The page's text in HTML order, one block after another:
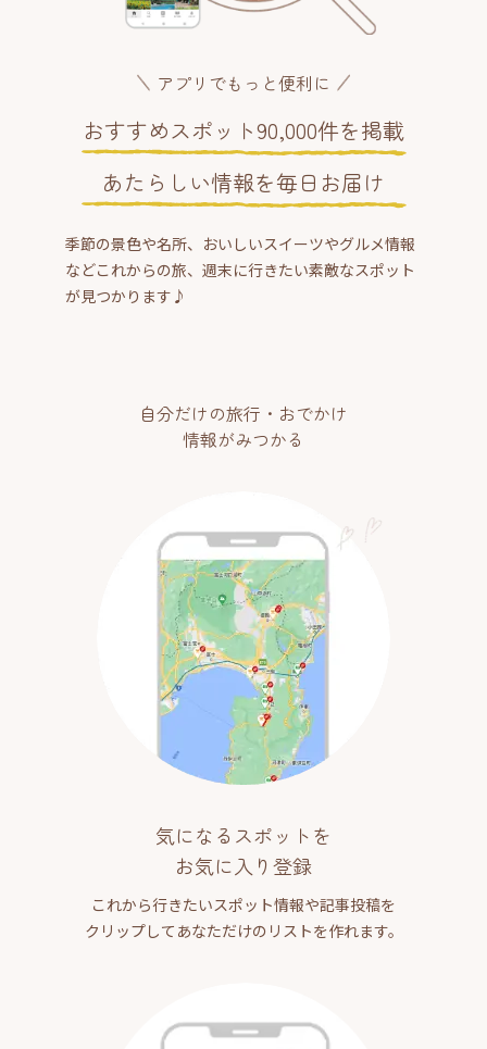
アプリでもっと便利に
おすすめスポット90,000件を掲載
あたらしい情報を毎日お届け
季節の景色や名所、おいしいスイーツやグルメ情報
などこれからの旅、週末に行きたい素敵なスポット
が見つかります♪
自分だけの旅行・おでかけ
情報がみつかる
気になるスポットを
お気に入り登録
これから行きたいスポット情報や記事投稿を
クリップしてあなただけのリストを作れます。